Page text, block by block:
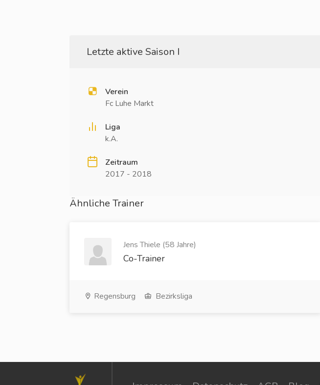
Letzte aktive Saison I
Verein
Fc Luhe Markt
Liga
k.A.
Zeitraum
2017 - 2018
Ähnliche Trainer
Jens Thiele (58 Jahre)
Co-Trainer
Regensburg Bezirksliga